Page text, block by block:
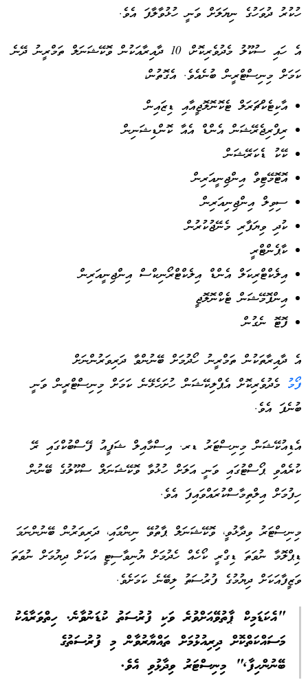
ހުކުރު ދުވަހުގެ ނިޔަލަށް ވަނީ ހުޅުވާލާފަ އެވެ.
އެ ހައި ސުކޫލު މެދުވެރިކޮށް، 10 ދާއިރާއަކުން ވޮކޭޝަނަލް ތަމްރީނު ދޭނެ
ކަމަށް މިނިސްޓްރީން ބުނެއެވެ. އެގޮތުން،
އާކިޓެކްޗަރަލް ޓެކޮނޮލޮޖީއާއި ޑިޒައިން
ރިފްރިޖެރޭޝަން އެންޑް އެއާ ކޮންޑިޝަނިން
ކޭކު ޑެކަރޭޝަން
އޮޓޮމޭޓިވް އިންޖިނީއަރިން
ސިވިލް އިންޖިނިއަރިން
ކުދި ވިޔަފާރި މެނޭޖުކުރުން
ކާޕެންޓްރީ
އިލެކްޓްރިކަލް އެންޑް އިލެކްޓްރޯނިކްސް އިންޖިނީއަރިން
އިންފޮމޭޝަން ޓެކްނޮލޮޖީ
ފޮޓޮ ނެގުން
އެ ދާއިރާތަކުން ތަމްރީނު ހޯދުމަށް ބޭނުންވާ ދަރިވަރުންނަށް
ފޯމު މެދުވެރިކޮށް އެޕްލިކޭޝަން ހުށަހެޅޭނެ ކަމަށް މިނިސްޓްރީން ވަނީ
ބުނެފަ އެވެ.
އެޑިއުކޭޝަން މިނިސްޓަރު ޑރ. އިސްމާއިލް ޝަފީއު ފޭސްބުކްގައި ރޭ
ކުރެއްވި ޕޯސްޓުގައި ވަނީ އަލަށް ހުޅުވާ ވޮކޭޝަނަލް ސްކޫލުގެ ބޭނުން
ހިފުމަށް އިލްތިމާސްކުރައްވައިފަ އެވެ.
މިނިސްޓަރު ވިދާޅުވީ، ވޮކޭޝަނަލް ޕާތުވޭ ނިންމައި، ދަރިވަރުން ބޭނުންނަމަ
ޑިޕްލޮމާ ނުވަތަ ޑިގްރީ ކޯހެއް ހެދުމަށް ޔުނިވާސިޓީ އަކަށް ދިޔުމަށް ނުވަތަ
ވަޒީފާއަކަށް ދިޔުމުގެ ފުރުސަތު ލިބޭނެ ކަމަށެވެ.
"އެކަޑަމިކް ޕާތުވޭއަށްވުރެ ވަކި ފުރުސަތު ކުޑަނުވާނެ. ހިތްވަރާއެކު
މަސައްކަތްކޮށް ދިރިއުޅުމަށް ތައްޔާރުވާން މި ފުރުސަތުގެ
ބޭނުންހިފާ," މިނިސްޓަރު ވިދާޅުވި އެވެ.